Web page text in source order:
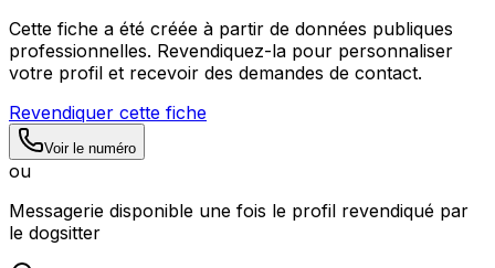
Cette fiche a été créée à partir de données publiques
professionnelles. Revendiquez-la pour personnaliser
votre profil et recevoir des demandes de contact.
Revendiquer cette fiche
Voir le numéro
ou
Messagerie disponible une fois le profil revendiqué par
le dogsitter